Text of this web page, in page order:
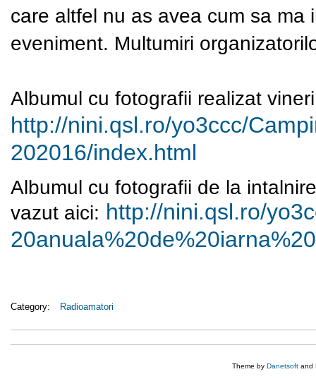
care altfel nu as avea cum sa
eveniment. Multumiri
Albumul cu fotografii realizat
http://nini.qsl.ro/yo3ccc/
202016/index.html
Albumul cu fotografii de la
vazut aici: http://nini.qsl.ro/
Category: Radioamatori
Theme by Danetsoft and